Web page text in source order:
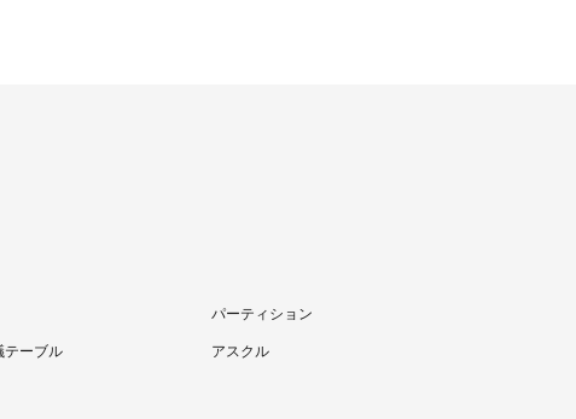
パーティション
テーブル アスクル